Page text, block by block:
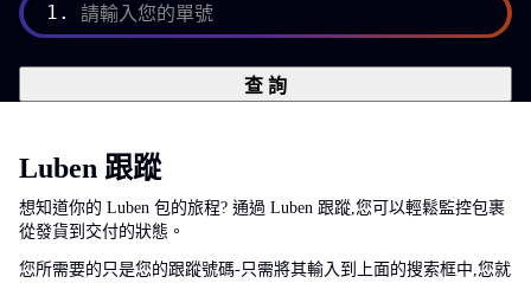
1. 請輸入您的單號
查 詢
Luben 跟蹤
想知道你的 Luben 包的旅程? 通過 Luben 跟蹤,您可以輕鬆監控包裹
從發貨到交付的狀態。
您所需要的只是您的跟蹤號碼-只需將其輸入到上面的搜索框中,您就